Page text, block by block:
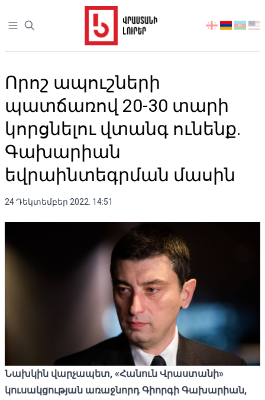
Open sidebar
აირჩიეთ
Որոշ ապուշների
պատճառով 20-30 տարի
կորցնելու վտանգ ունենք.
Գախարիան
եվրաինտեգրման մասին
24 Դեկտեմբեր 2022. 14:51
Նախկին վարչապետ, «Հանուն Վրաստանի»
կուսակցության առաջնորդ Գիորգի Գախարիան,